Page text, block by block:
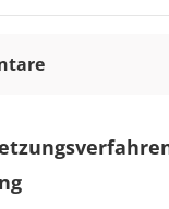
Waldemars
Der Schnittpunkt der
und verrät
endlich einholen
sehr anschauliche